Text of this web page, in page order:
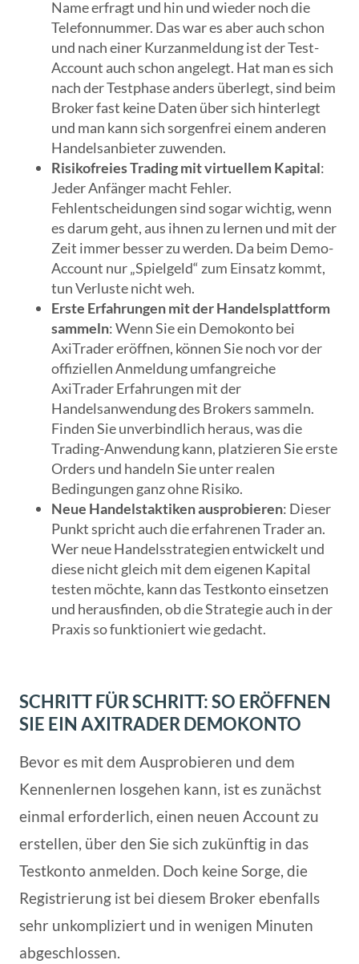
Name erfragt und hin und wieder noch die
Telefonnummer. Das war es aber auch schon
und nach einer Kurzanmeldung ist der Test-
Account auch schon angelegt. Hat man es sich
nach der Testphase anders überlegt, sind beim
Broker fast keine Daten über sich hinterlegt
und man kann sich sorgenfrei einem anderen
Handelsanbieter zuwenden.
Risikofreies Trading mit virtuellem Kapital:
Jeder Anfänger macht Fehler.
Fehlentscheidungen sind sogar wichtig, wenn
es darum geht, aus ihnen zu lernen und mit der
Zeit immer besser zu werden. Da beim Demo-
Account nur „Spielgeld“ zum Einsatz kommt,
tun Verluste nicht weh.
Erste Erfahrungen mit der Handelsplattform
sammeln: Wenn Sie ein Demokonto bei
AxiTrader eröffnen, können Sie noch vor der
offiziellen Anmeldung umfangreiche
AxiTrader Erfahrungen mit der
Handelsanwendung des Brokers sammeln.
Finden Sie unverbindlich heraus, was die
Trading-Anwendung kann, platzieren Sie erste
Orders und handeln Sie unter realen
Bedingungen ganz ohne Risiko.
Neue Handelstaktiken ausprobieren: Dieser
Punkt spricht auch die erfahrenen Trader an.
Wer neue Handelsstrategien entwickelt und
diese nicht gleich mit dem eigenen Kapital
testen möchte, kann das Testkonto einsetzen
und herausfinden, ob die Strategie auch in der
Praxis so funktioniert wie gedacht.
SCHRITT FÜR SCHRITT: SO ERÖFFNEN
SIE EIN AXITRADER DEMOKONTO
Bevor es mit dem Ausprobieren und dem
Kennenlernen losgehen kann, ist es zunächst
einmal erforderlich, einen neuen Account zu
erstellen, über den Sie sich zukünftig in das
Testkonto anmelden. Doch keine Sorge, die
Registrierung ist bei diesem Broker ebenfalls
sehr unkompliziert und in wenigen Minuten
abgeschlossen.